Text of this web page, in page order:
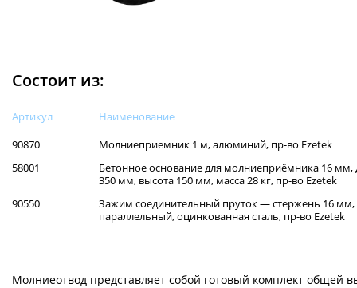
Состоит из:
Артикул
Наименованиe
90870
Молниеприемник 1 м, алюминий, пр-во Ezetek
58001
Бетонное основание для молниеприёмника 16 мм,
350 мм, высота 150 мм, масса 28 кг, пр-во Ezetek
90550
Зажим соединительный пруток — стержень 16 мм,
параллельный, оцинкованная сталь, пр-во Ezetek
Молниеотвод представляет собой готовый комплект